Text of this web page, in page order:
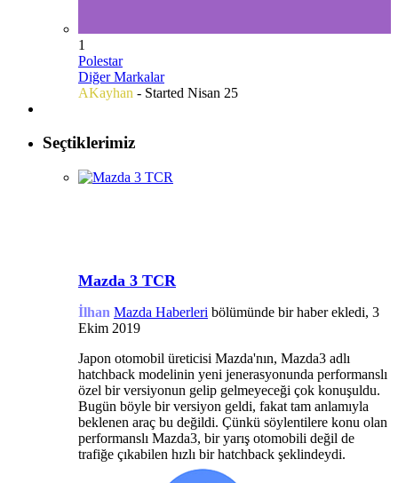
1
Polestar
Diğer Markalar
AKayhan - Started Nisan 25
Seçtiklerimiz
Mazda 3 TCR
İlhan Mazda Haberleri bölümünde bir haber ekledi, 3
Ekim 2019
Japon otomobil üreticisi Mazda'nın, Mazda3 adlı
hatchback modelinin yeni jenerasyonunda performanslı
özel bir versiyonun gelip gelmeyeceği çok konuşuldu.
Bugün böyle bir versiyon geldi, fakat tam anlamıyla
beklenen araç bu değildi. Çünkü söylentilere konu olan
performanslı Mazda3, bir yarış otomobili değil de
trafiğe çıkabilen hızlı bir hatchback şeklindeydi.